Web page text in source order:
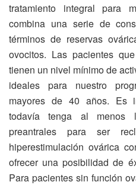
tratamiento integral para
combina una serie de
términos de reservas
ovocitos. Las pacientes
tienen un nivel mínimo de
ideales para nuestro
mayores de 40 años. Es
todavía tenga al
preantrales para ser
hiperestimulación ovárica
ofrecer una posibilidad de
Para pacientes sin función